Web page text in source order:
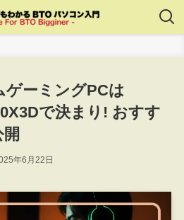
ゲーミングPCは
で決まり! おすす
年6月22日